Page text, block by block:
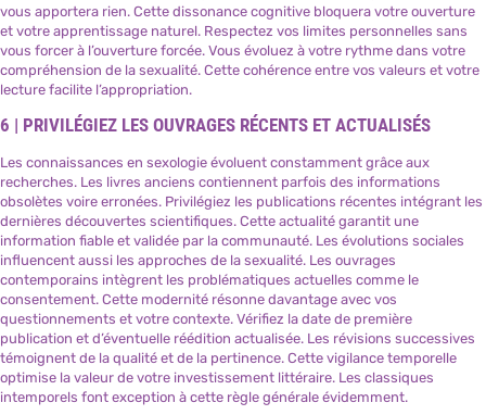
vous apportera rien. Cette dissonance cognitive bloquera votre ouverture
et votre apprentissage naturel. Respectez vos limites personnelles sans
vous forcer à l’ouverture forcée. Vous évoluez à votre rythme dans votre
compréhension de la sexualité. Cette cohérence entre vos valeurs et votre
lecture facilite l’appropriation.
6 | PRIVILÉGIEZ LES OUVRAGES RÉCENTS ET ACTUALISÉS
Les connaissances en sexologie évoluent constamment grâce aux
recherches. Les livres anciens contiennent parfois des informations
obsolètes voire erronées. Privilégiez les publications récentes intégrant les
dernières découvertes scientifiques. Cette actualité garantit une
information fiable et validée par la communauté. Les évolutions sociales
influencent aussi les approches de la sexualité. Les ouvrages
contemporains intègrent les problématiques actuelles comme le
consentement. Cette modernité résonne davantage avec vos
questionnements et votre contexte. Vérifiez la date de première
publication et d’éventuelle réédition actualisée. Les révisions successives
témoignent de la qualité et de la pertinence. Cette vigilance temporelle
optimise la valeur de votre investissement littéraire. Les classiques
intemporels font exception à cette règle générale évidemment.